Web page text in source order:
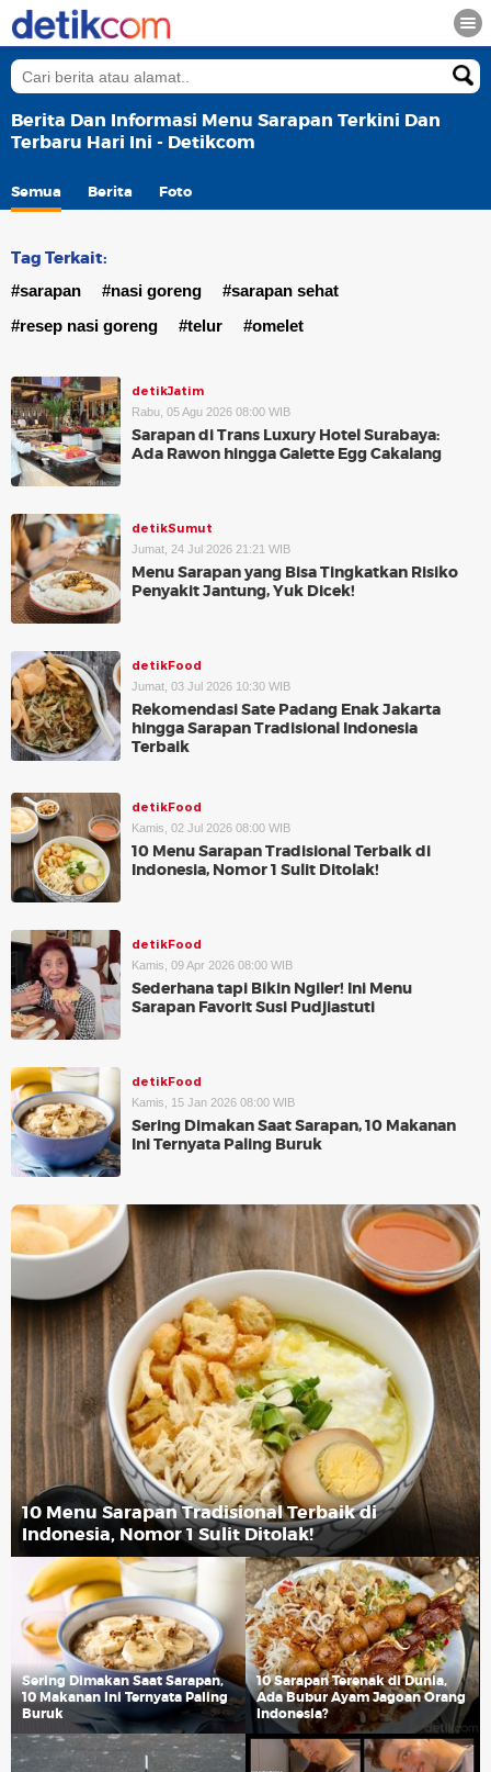
Berita Dan Informasi Menu Sarapan Terkini Dan
Terbaru Hari Ini - Detikcom
Semua Berita Foto
Tag Terkait:
#sarapan #nasi goreng
#sarapan sehat
#resep nasi goreng
#telur #omelet
detikJatim
Rabu, 05 Agu 2026 08:00 WIB
Sarapan di Trans Luxury Hotel Surabaya:
Ada Rawon hingga Galette Egg Cakalang
detikSumut
Jumat, 24 Jul 2026 21:21 WIB
Menu Sarapan yang Bisa Tingkatkan Risiko
Penyakit Jantung, Yuk Dicek!
detikFood
Jumat, 03 Jul 2026 10:30 WIB
Rekomendasi Sate Padang Enak Jakarta
hingga Sarapan Tradisional Indonesia
Terbaik
detikFood
Kamis, 02 Jul 2026 08:00 WIB
10 Menu Sarapan Tradisional Terbaik di
Indonesia, Nomor 1 Sulit Ditolak!
detikFood
Kamis, 09 Apr 2026 08:00 WIB
Sederhana tapi Bikin Ngiler! Ini Menu
Sarapan Favorit Susi Pudjiastuti
detikFood
Kamis, 15 Jan 2026 08:00 WIB
Sering Dimakan Saat Sarapan, 10 Makanan
Ini Ternyata Paling Buruk
10 Menu Sarapan Tradisional Terbaik di
Indonesia, Nomor 1 Sulit Ditolak!
Sering Dimakan Saat Sarapan,
10 Makanan Ini Ternyata Paling
Buruk
10 Sarapan Terenak di Dunia,
Ada Bubur Ayam Jagoan Orang
Indonesia?